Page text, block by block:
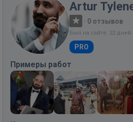
Artur
· 0 отзывов
Был на сайте: 22 дней
PRO
Примеры работ